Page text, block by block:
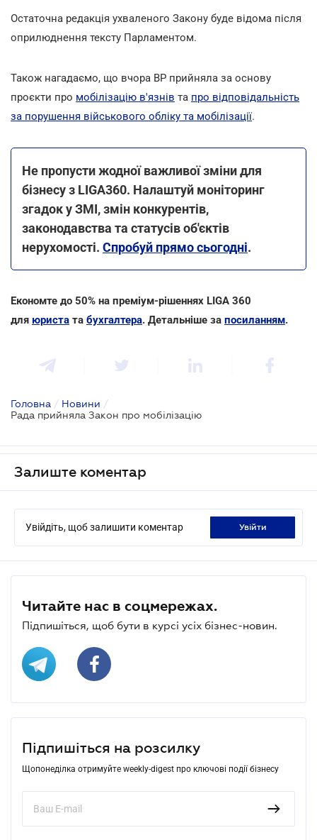
Остаточна редакція ухваленого Закону буде відома після
оприлюднення тексту Парламентом.
Також нагадаємо, що вчора ВР прийняла за основу
проєкти про мобілізацію в'язнів та про відповідальність
за порушення військового обліку та мобілізації.
Не пропусти жодної важливої зміни для
бізнесу з LIGA360. Налаштуй моніторинг
згадок у ЗМІ, змін конкурентів,
законодавства та статусів об'єктів
нерухомості. Спробуй прямо сьогодні.
Економте до 50% на преміум-рішеннях LIGA 360
для юриста та бухгалтера. Детальніше за посиланням.
Головна / Новини /
Рада прийняла Закон про мобілізацію
Залиште коментар
Увійдіть, щоб залишити коментар увійти
Читайте нас в соцмережах.
Підпишіться, щоб бути в курсі усіх бізнес-новин.
Підпишіться на розсилку
Щопонеділка отримуйте weekly-digest про ключові події бізнесу